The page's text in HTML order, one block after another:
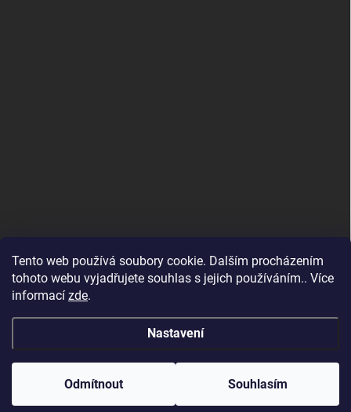
Tento web používá soubory cookie. Dalším procházením
tohoto webu vyjadřujete souhlas s jejich používáním.. Více
informací zde.
Nastavení
Odmítnout Souhlasím
Vítejte na velkoobchodním e-shopu Altevita.cz – pro
Vytvořil Shoptet
Copyright 2026Altevita.cz - 100% esenciální přírodní oleje a BIO potraviny
od Altevita
. Všechna práva vyhrazena.